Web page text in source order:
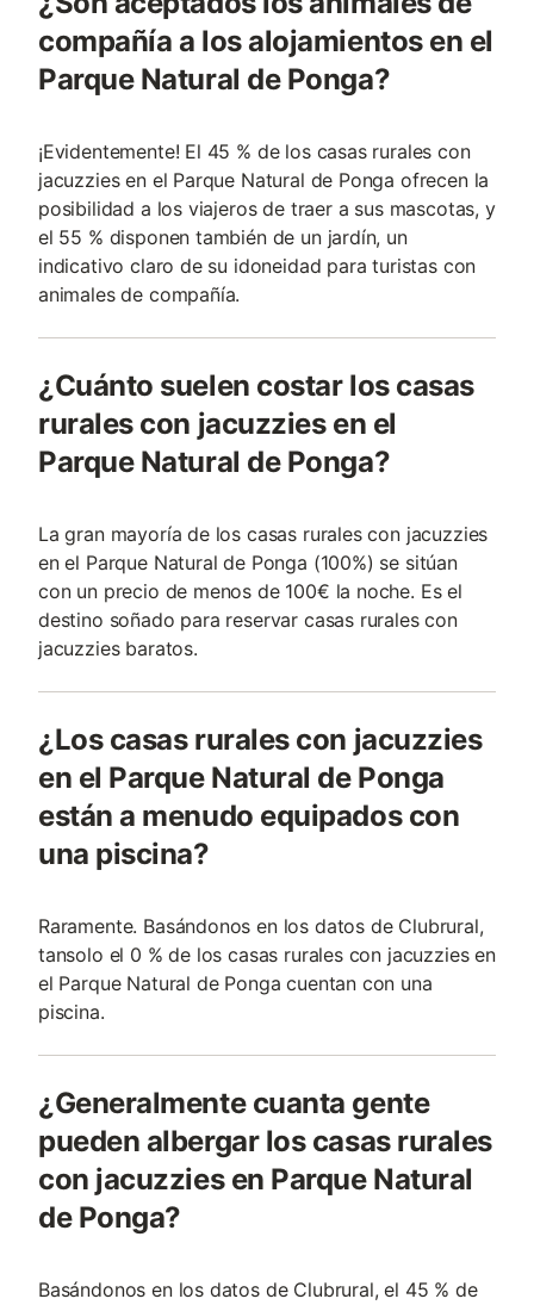
compañía a los alojamientos en el
Parque Natural de Ponga?
¡Evidentemente! El 45 % de los casas rurales con
jacuzzies en el Parque Natural de Ponga ofrecen la
posibilidad a los viajeros de traer a sus mascotas, y
el 55 % disponen también de un jardín, un
indicativo claro de su idoneidad para turistas con
animales de compañí­a.
¿Cuánto suelen costar los casas
rurales con jacuzzies en el
Parque Natural de Ponga?
La gran mayoría de los casas rurales con jacuzzies
en el Parque Natural de Ponga (100%) se sitúan
con un precio de menos de 100€ la noche. Es el
destino soñado para reservar casas rurales con
jacuzzies baratos.
¿Los casas rurales con jacuzzies
en el Parque Natural de Ponga
están a menudo equipados con
una piscina?
Raramente. Basándonos en los datos de Clubrural,
tansolo el 0 % de los casas rurales con jacuzzies en
el Parque Natural de Ponga cuentan con una
piscina.
¿Generalmente cuanta gente
pueden albergar los casas rurales
con jacuzzies en Parque Natural
de Ponga?
Basándonos en los datos de Clubrural, el 45 % de